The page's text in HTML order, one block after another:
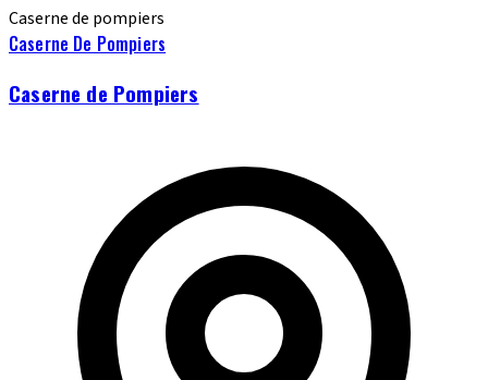
Caserne de pompiers
Caserne De Pompiers
Caserne de Pompiers